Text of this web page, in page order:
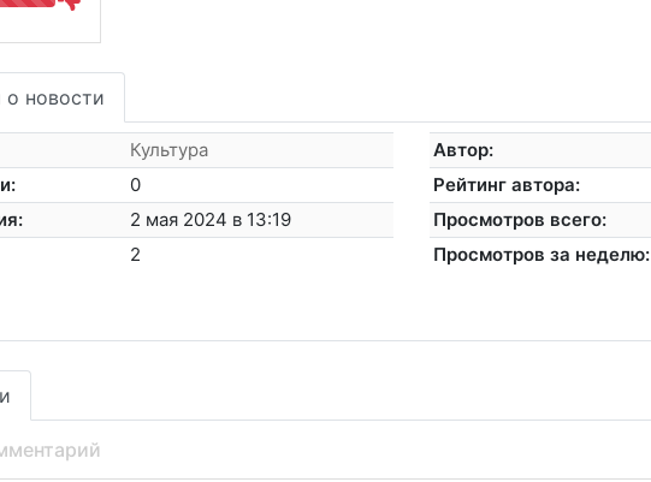
новости
Культура
0
2 мая 2024 в 13:19
2
Автор:
Рейтинг автора:
Просмотров всего:
Просмотров за неделю: